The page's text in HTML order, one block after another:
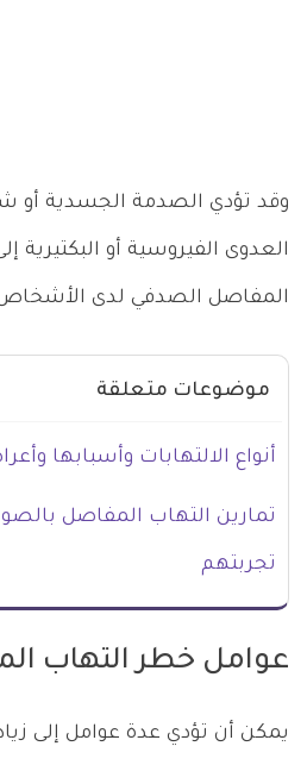
وقد تؤدي الصدمة الجسدية أو
العدوى الفيروسية أو البكتيرية
المفاصل الصدفي لدى الأشخاص
موضوعات متعلقة
أنواع الالتهابات وأسبابها
تجربتهم
عوامل خطر التهاب
يمكن أن تؤدي عدة عوامل إلى